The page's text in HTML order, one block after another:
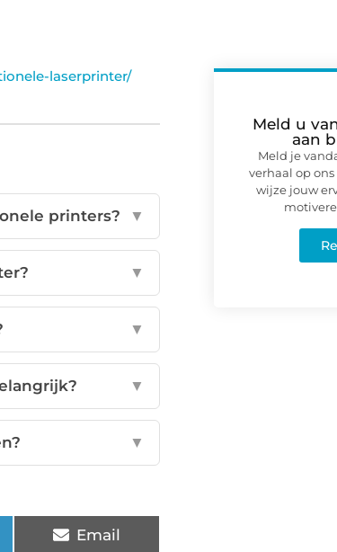
laserprinter/
printers? ▼
▼
▼
▼
▼
Email
Meld u
aan
Meld je
verhaal op
wijze jouw